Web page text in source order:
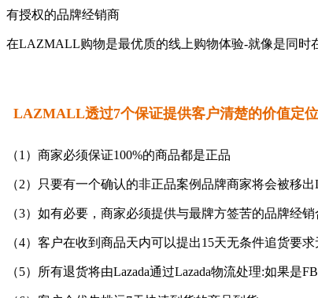
有授权的品牌经销商
在LAZMALL购物是最优质的线上购物体验-就像是同时
LAZMALL透过7个保证提供客户清楚的价值定位
（1）商家必须保证100%的商品都是正品
（2）只要有一个确认的非正品案例品牌商家将会被移出
（3）如有必要，商家必须提供与最牌方签苦的品牌经
（4）客户在收到商品天内可以提出15天无条件追货要
（5）所有退货将由Lazada通过Lazada物流处理:如果是